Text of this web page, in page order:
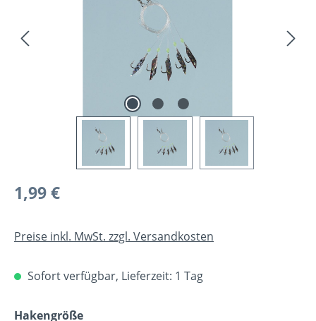
Regulärer Preis:
1,99 €
Preise inkl. MwSt. zzgl. Versandkosten
Sofort verfügbar, Lieferzeit: 1 Tag
Hakengrößeauswählen